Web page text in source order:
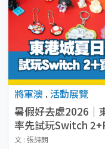
將軍澳 . 活動展覽
暑假好去處2026｜
率先試玩Switch
復古市集8月進駐！
文 : 張詩朗